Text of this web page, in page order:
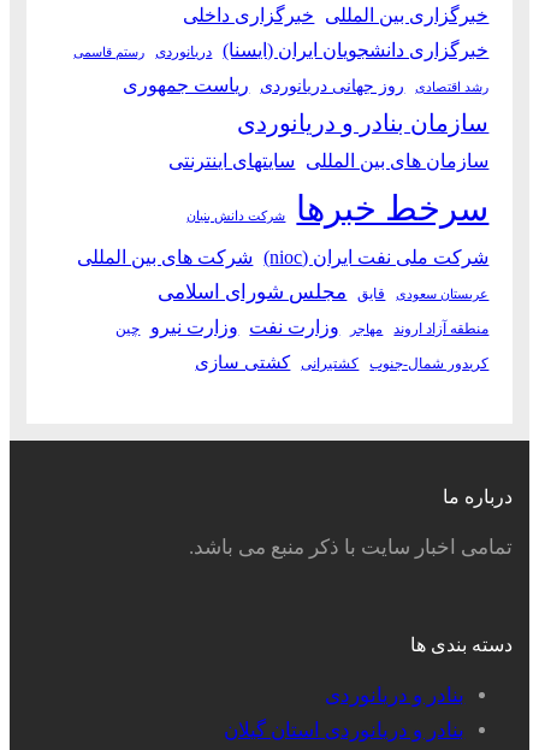
خبرگزاری بین المللی خبرگزاری داخلی
خبرگزاری دانشجویان ایران (ایسنا)
دریانوردی رستم قاسمی
رشد اقتصادی روز جهانی دریانوردی ریاست جمهوری
سازمان بنادر و دریانوردی
سازمان های بین المللی سایتهای اینترنتی
سرخط خبرها شرکت دانش بنیان
شرکت ملی نفت ایران (nioc) شرکت های بین المللی
عربستان سعودی قایق مجلس شورای اسلامی
منطقه آزاد اروند مهاجر وزارت نفت وزارت نیرو چین
کریدور شمال-جنوب کشتیرانی کشتی سازی
درباره ما
تمامی اخبار سایت با ذکر منبع می باشد.
دسته بندی ها
بنادر و دریانوردی
بنادر و دریانوردی استان گیلان